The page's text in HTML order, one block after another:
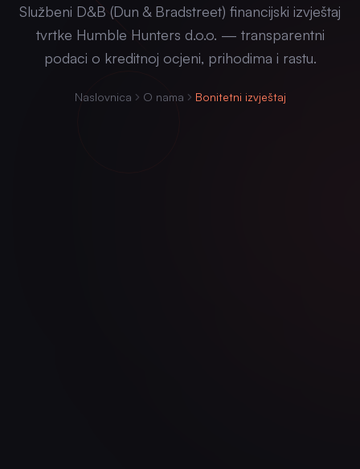
Službeni D&B (Dun & Bradstreet) financijski izvještaj
tvrtke Humble Hunters d.o.o. — transparentni
podaci o kreditnoj ocjeni, prihodima i rastu.
Naslovnica O nama Bonitetni izvještaj